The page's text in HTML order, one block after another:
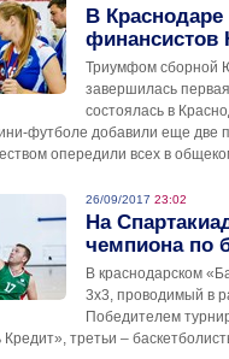
В
финансистов
Триумфом сборной
завершилась
состоялась в
футболе добавили еще две
опередили всех в
26/09/2017 23:02
На
чемпиона по
В краснодарском
3х3, проводимый в
Победителем
Кредит», третьи –